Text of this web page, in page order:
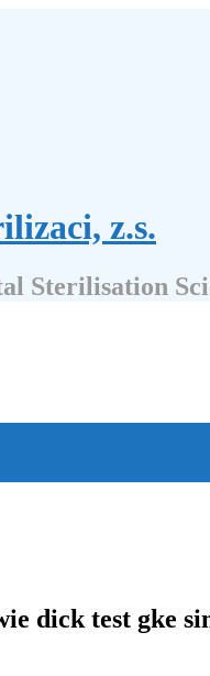
z.s.
Sterilisation
dick test gke